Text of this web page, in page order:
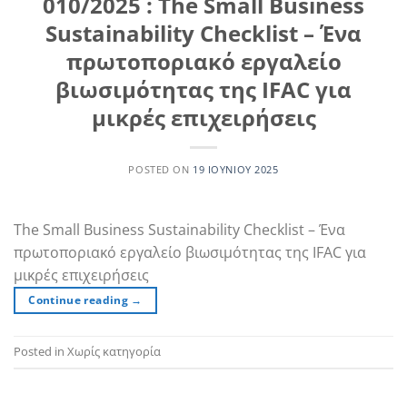
Sustainability Checklist – Ένα
πρωτοποριακό εργαλείο
βιωσιμότητας της IFAC για
μικρές επιχειρήσεις
POSTED ON 19 ΙΟΥΝΊΟΥ 2025
The Small Business Sustainability Checklist – Ένα
πρωτοποριακό εργαλείο βιωσιμότητας της IFAC για
μικρές επιχειρήσεις
Continue reading →
Posted in Χωρίς κατηγορία